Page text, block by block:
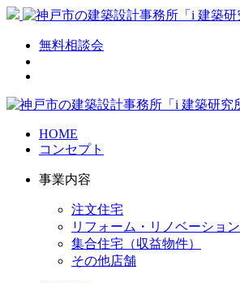
無料相談会
HOME
コンセプト
事業内容
注文住宅
リフォーム・リノベーション
集合住宅（収益物件）
その他店舗